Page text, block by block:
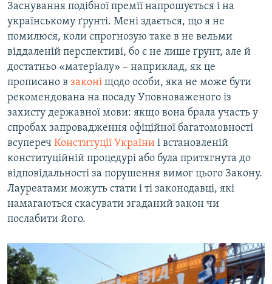
Заснування подібної премії напрошується і на
українському ґрунті. Мені здається, що я не
помилюся, коли спрогнозую таке в не вельми
віддаленій перспективі, бо є не лише ґрунт, але й
достатньо «матеріалу» – наприклад, як це
прописано в законі щодо особи, яка не може бути
рекомендована на посаду Уповноваженого із
захисту державної мови: якщо вона брала участь у
спробах запровадження офіційної багатомовності
всупереч Конституції України і встановленій
конституційній процедурі або була притягнута до
відповідальності за порушення вимог цього Закону.
Лауреатами можуть стати і ті законодавці, які
намагаються скасувати згаданий закон чи
послабити його.